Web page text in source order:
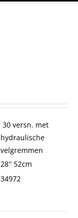
30 versn. met
hydraulische
velgremmen
28'' 52cm
34972